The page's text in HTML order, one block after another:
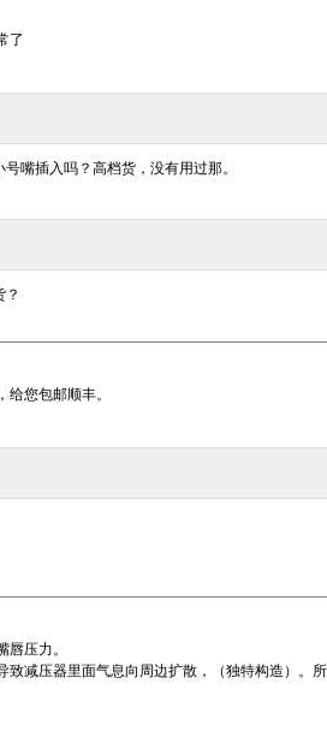
了
嘴插入吗？高档货，没有用过那。
？
您包邮顺丰。
压力。
致减压器里面气息向周边扩散，（独特构造）。